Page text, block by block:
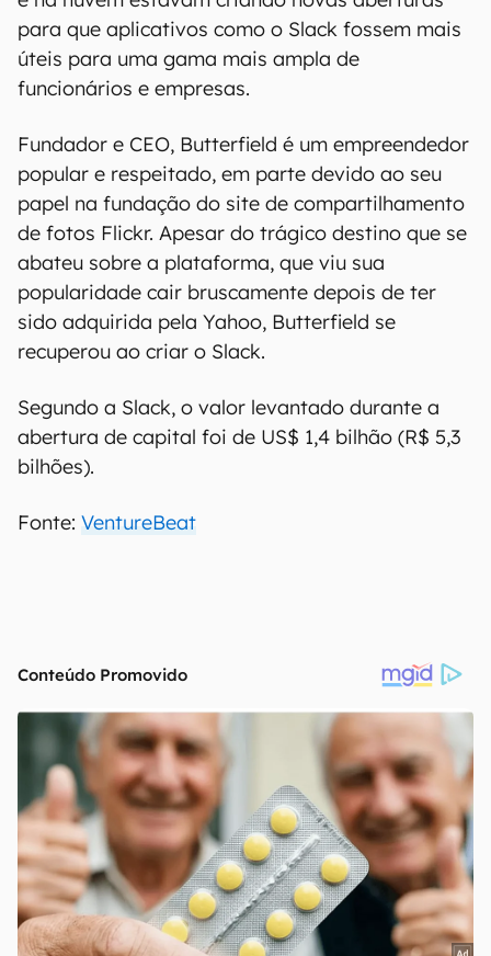
para que aplicativos como o Slack fossem mais
úteis para uma gama mais ampla de
funcionários e empresas.
Fundador e CEO, Butterfield é um empreendedor
popular e respeitado, em parte devido ao seu
papel na fundação do site de compartilhamento
de fotos Flickr. Apesar do trágico destino que se
abateu sobre a plataforma, que viu sua
popularidade cair bruscamente depois de ter
sido adquirida pela Yahoo, Butterfield se
recuperou ao criar o Slack.
Segundo a Slack, o valor levantado durante a
abertura de capital foi de US$ 1,4 bilhão (R$ 5,3
bilhões).
Fonte: VentureBeat